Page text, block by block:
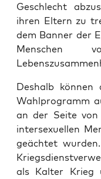
Geschlecht
ihren Eltern zu
dem Ban­ner der
Men­schen
Des­halb
Wahl­pro­gramm
an der Sei­te von
inter­se­xu­el­len
geäch­tet
als Kal­ter Krieg